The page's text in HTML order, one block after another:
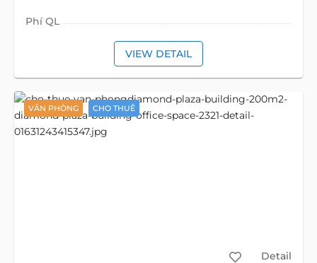
Phí QL
VIEW DETAIL
VĂN PHÒNG CHO THUÊ
Detail